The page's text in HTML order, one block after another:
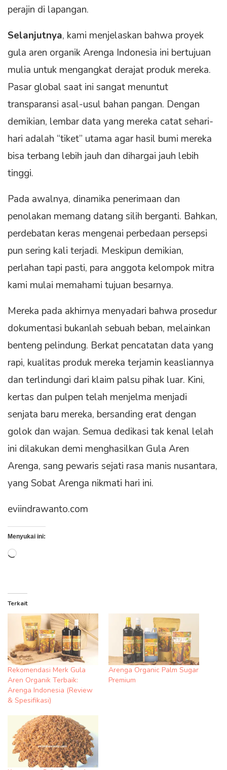
perajin di lapangan.
Selanjutnya, kami menjelaskan bahwa proyek
gula aren organik Arenga Indonesia ini bertujuan
mulia untuk mengangkat derajat produk mereka.
Pasar global saat ini sangat menuntut
transparansi asal-usul bahan pangan. Dengan
demikian, lembar data yang mereka catat sehari-
hari adalah “tiket” utama agar hasil bumi mereka
bisa terbang lebih jauh dan dihargai jauh lebih
tinggi.
Pada awalnya, dinamika penerimaan dan
penolakan memang datang silih berganti. Bahkan,
perdebatan keras mengenai perbedaan persepsi
pun sering kali terjadi. Meskipun demikian,
perlahan tapi pasti, para anggota kelompok mitra
kami mulai memahami tujuan besarnya.
Mereka pada akhirnya menyadari bahwa prosedur
dokumentasi bukanlah sebuah beban, melainkan
benteng pelindung. Berkat pencatatan data yang
rapi, kualitas produk mereka terjamin keasliannya
dan terlindungi dari klaim palsu pihak luar. Kini,
kertas dan pulpen telah menjelma menjadi
senjata baru mereka, bersanding erat dengan
golok dan wajan. Semua dedikasi tak kenal lelah
ini dilakukan demi menghasilkan Gula Aren
Arenga, sang pewaris sejati rasa manis nusantara,
yang Sobat Arenga nikmati hari ini.
eviindrawanto.com
Menyukai ini:
Memuat...
Terkait
Rekomendasi Merk Gula
Aren Organik Terbaik:
Arenga Indonesia (Review
& Spesifikasi)
Arenga Organic Palm Sugar
Premium